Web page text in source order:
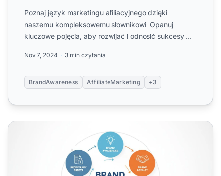
Poznaj język marketingu afiliacyjnego dzięki
naszemu kompleksowemu słownikowi. Opanuj
kluczowe pojęcia, aby rozwijać i odnosić sukcesy w
Nov 7, 2024 3 min czytania
BrandAwareness AffiliateMarketing +3
Czym jest kapitał marki? Definicja, komponenty i wpływ